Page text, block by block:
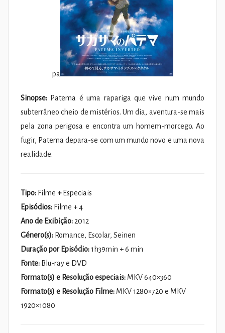
pa
Sinopse: Patema é uma rapariga que vive num mundo
subterrâneo cheio de mistérios. Um dia, aventura-se mais
pela zona perigosa e encontra um homem-morcego. Ao
fugir, Patema depara-se com um mundo novo e uma nova
realidade.
Tipo: Filme +Especiais
Episódios: Filme + 4
Ano de Exibição: 2012
Género(s): Romance, Escolar, Seinen
Duração por Episódio:1h39min + 6 min
Fonte: Blu-ray e DVD
Formato(s) e Resolução especiais: MKV 640×360
Formato(s) e Resolução Filme: MKV 1280×720 e MKV
1920×1080